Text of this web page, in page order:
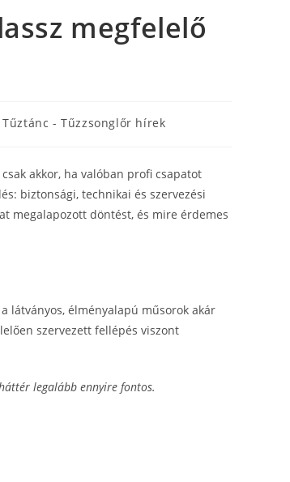
megfelelő
Tűztánc - Tűzzsonglőr hírek
akkor, ha valóban profi csapatot
biztonsági, technikai és szervezési
megalapozott döntést, és mire érdemes
látványos, élményalapú műsorok akár
szervezett fellépés viszont
legalább ennyire fontos.